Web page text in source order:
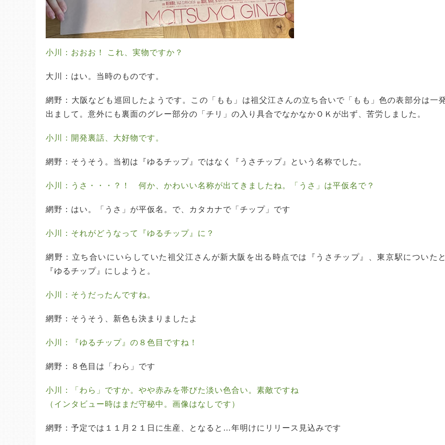
小川：おおお！ これ、実物ですか？
大川：はい。当時のものです。
網野：大阪なども巡回したようです。この「もも」は祖父江さんの立ち合いで「もも」色の表部分は一
出まして。意外にも裏面のグレー部分の「チリ」の入り具合でなかなかＯＫが出ず、苦労しました。
小川：開発裏話、大好物です。
網野：そうそう。当初は『ゆるチップ』ではなく『うさチップ』という名称でした。
小川：うさ・・・？！　何か、かわいい名称が出てきましたね。「うさ」は平仮名で？
網野：はい。「うさ」が平仮名。で、カタカナで「チップ」です
小川：それがどうなって『ゆるチップ』に？
網野：立ち合いにいらしていた祖父江さんが新大阪を出る時点では『うさチップ』、東京駅についた
『ゆるチップ』にしようと。
小川：そうだったんですね。
網野：そうそう、新色も決まりましたよ
小川：『ゆるチップ』の８色目ですね！
網野：８色目は「わら」です
小川：「わら」ですか。やや赤みを帯びた淡い色合い。素敵ですね
（インタビュー時はまだ守秘中。画像はなしです）
網野：予定では１１月２１日に生産、となると…年明けにリリース見込みです